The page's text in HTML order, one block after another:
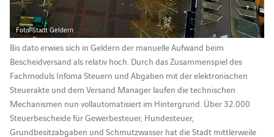
Foto: Stadt Geldern
Bis dato erwies sich in Geldern der manuelle Aufwand beim
Bescheidversand als relativ hoch. Durch das Zusammenspiel des
Fachmoduls Infoma Steuern und Abgaben mit der elektronischen
Steuerakte und dem Versand Manager laufen die technischen
Mechanismen nun vollautomatisiert im Hintergrund. Über 32.000
Steuerbescheide für Gewerbesteuer, Hundesteuer,
Grundbesitzabgaben und Schmutzwasser hat die Stadt mittlerweile